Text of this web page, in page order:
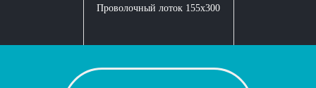
Проволочный лоток 155x300